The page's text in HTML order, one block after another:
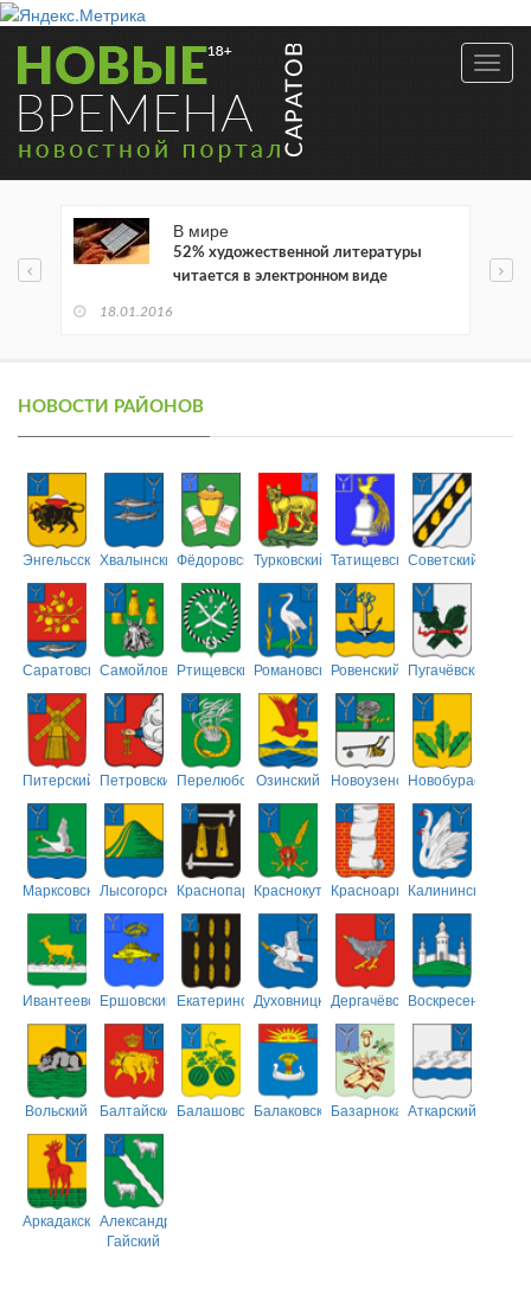
В мире
52% художественной литературы
читается в электронном виде
18.01.2016
НОВОСТИ РАЙОНОВ
ЭнгельсскийХвалынскийФёдоровскийТурковский ТатищевскийСоветский
СаратовскийСамойловскийРтищевскийРомановскийРовенский Пугачёвский
Питерский ПетровскийПерелюбскийОзинский НовоузенскийНовобурасский
МарксовскийЛысогорскийКраснопартизанский
КраснокутскийКрасноармейский
Калининский
ИвантеевскийЕршовский ЕкатериновскийДуховницкийДергачёвскийВоскресенский
Вольский БалтайскийБалашовскийБалаковскийБазарнокарабулакский
Аткарский
АркадакскийАлександрово-
Гайский